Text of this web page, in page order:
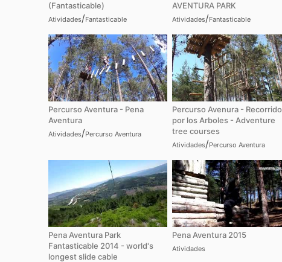
(Fantasticable)
Atividades/Fantasticable
AVENTURA PARK
Atividades/Fantasticable
Percurso Aventura - Pena
Aventura
Atividades/Percurso Aventura
Percurso Avenura - Recorrido
por los Arboles - Adventure
tree courses
Atividades/Percurso Aventura
Pena Aventura Park
Fantasticable 2014 - world's
longest slide cable
Pena Aventura 2015
Atividades